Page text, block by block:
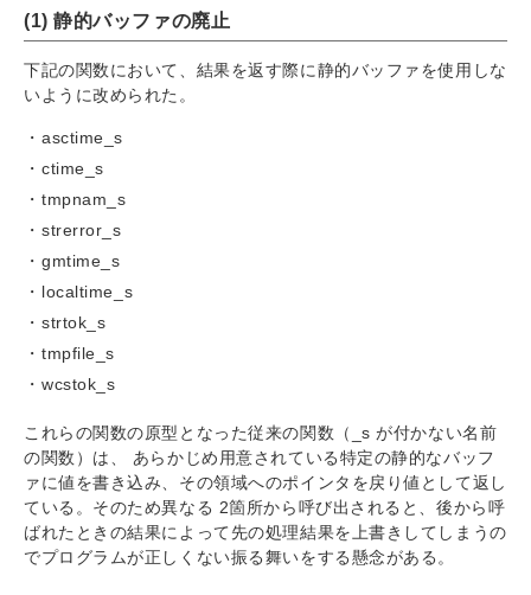
(1) 静的バッファの廃止
下記の関数において、結果を返す際に静的バッファを使用しな
いように改められた。
asctime_s
ctime_s
tmpnam_s
strerror_s
gmtime_s
localtime_s
strtok_s
tmpfile_s
wcstok_s
これらの関数の原型となった従来の関数（_s が付かない名前
の関数）は、 あらかじめ用意されている特定の静的なバッフ
ァに値を書き込み、その領域へのポインタを戻り値として返し
ている。そのため異なる 2箇所から呼び出されると、後から呼
ばれたときの結果によって先の処理結果を上書きしてしまうの
でプログラムが正しくない振る舞いをする懸念がある。